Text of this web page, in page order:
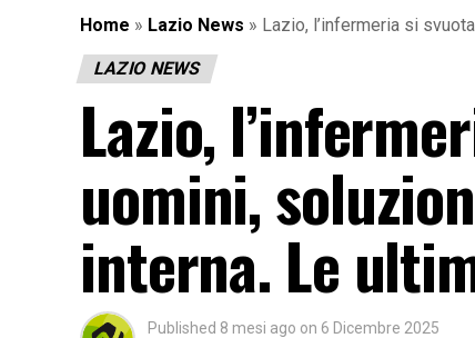
Home » Lazio News » Lazio, l’infermeria si
LAZIO NEWS
Lazio,
uomini,
interna. Le
Published 8 mesi ago on 6 Dicembre 2025